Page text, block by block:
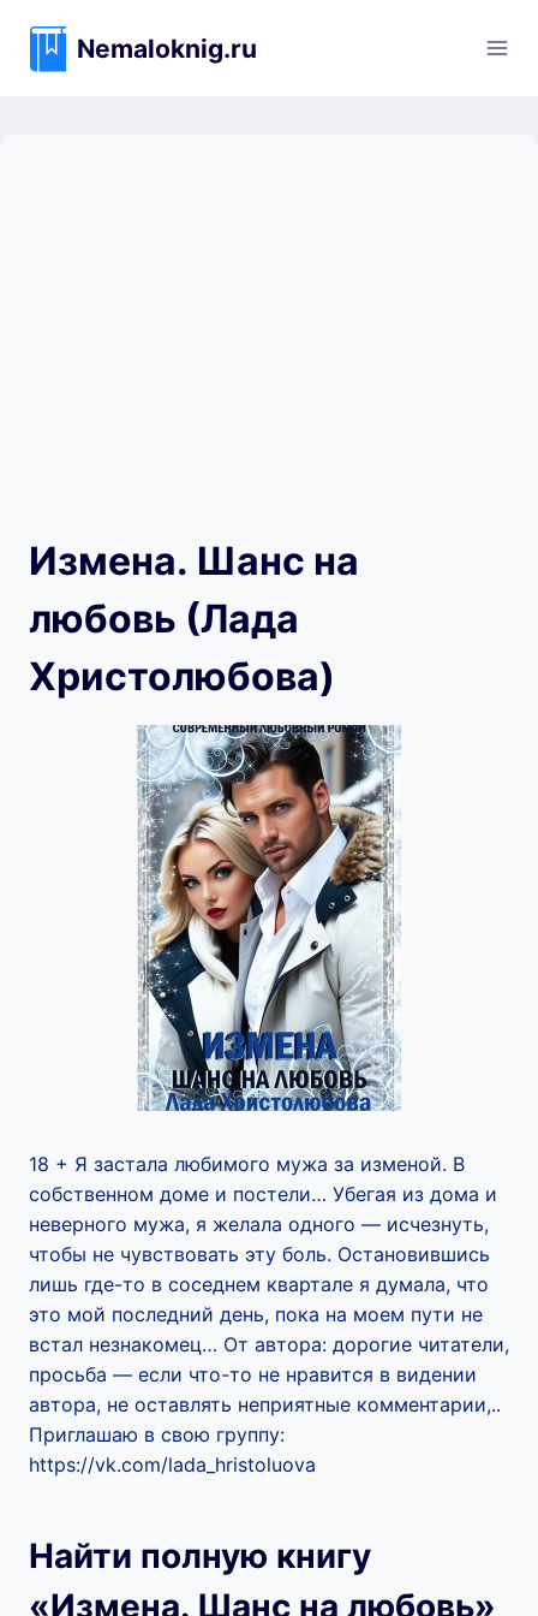
содержимому
Nemaloknig.ru
Измена. Шанс на
любовь (Лада
Христолюбова)
18 + Я застала любимого мужа за изменой. В
собственном доме и постели… Убегая из дома и
неверного мужа, я желала одного — исчезнуть,
чтобы не чувствовать эту боль. Остановившись
лишь где-то в соседнем квартале я думала, что
это мой последний день, пока на моем пути не
встал незнакомец… От автора: дорогие читатели,
просьба — если что-то не нравится в видении
автора, не оставлять неприятные комментарии,..
Приглашаю в свою группу:
https://vk.com/lada_hristoluova
Найти полную книгу
«Измена. Шанс на любовь»